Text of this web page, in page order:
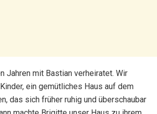
Jahren mit Bastian verheiratet. Wir
ein gemütliches Haus auf dem
das sich früher ruhig und überschaubar